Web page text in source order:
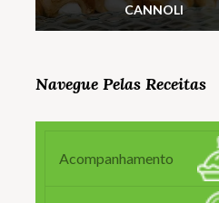
CANNOLI
Navegue Pelas Receitas
Acompanhamento